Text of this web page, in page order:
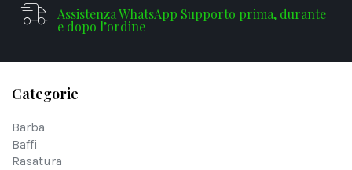
Assistenza WhatsApp Supporto prima, durante
e dopo l’ordine
Categorie
Barba
Baffi
Rasatura